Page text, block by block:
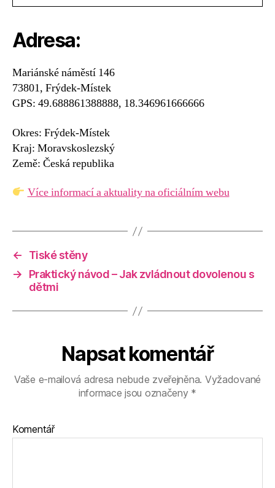
Adresa:
Mariánské náměstí 146
73801, Frýdek-Místek
GPS: 49.688861388888, 18.346961666666
Okres: Frýdek-Místek
Kraj: Moravskoslezský
Země: Česká republika
Více informací a aktuality na oficiálním webu
←
Tiské stěny
→
Praktický návod – Jak zvládnout dovolenou s
dětmi
Napsat komentář
Vaše e-mailová adresa nebude zveřejněna. Vyžadované
informace jsou označeny *
Komentář